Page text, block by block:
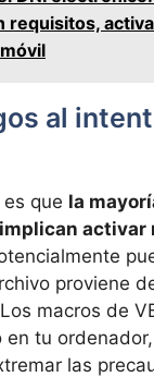
requisitos,
al
que la
activar
proviene
macros de
en tu
las